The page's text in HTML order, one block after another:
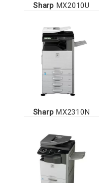
Sharp MX2010U
Sharp MX2310N